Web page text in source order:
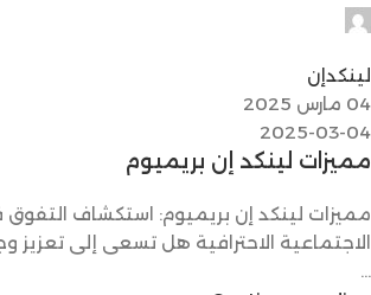
لينكدإن
04 مارس 2025
2025-03-04
مميزات لينكد إن بريميوم
مميزات لينكد إن بريميوم: استكشاف
الاجتماعية الاحترافية هل تسعى إلى تعزيز
...